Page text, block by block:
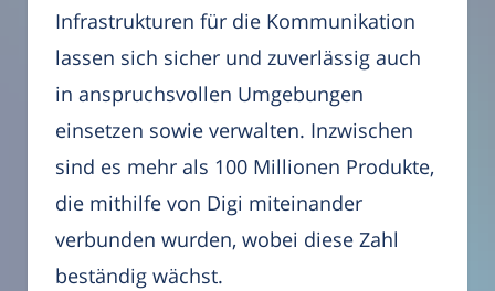
Infrastrukturen für die Kommunikation
lassen sich sicher und zuverlässig auch
in anspruchsvollen Umgebungen
einsetzen sowie verwalten. Inzwischen
sind es mehr als 100 Millionen Produkte,
die mithilfe von Digi miteinander
verbunden wurden, wobei diese Zahl
beständig wächst.